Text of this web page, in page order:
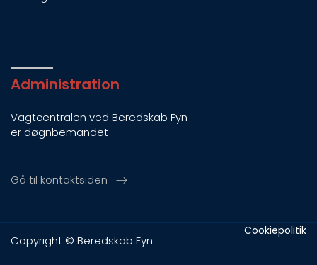
Administration
Vagtcentralen ved Beredskab Fyn
er døgnbemandet
Gå til kontaktsiden
Copyright © Beredskab Fyn
Cookiepolitik